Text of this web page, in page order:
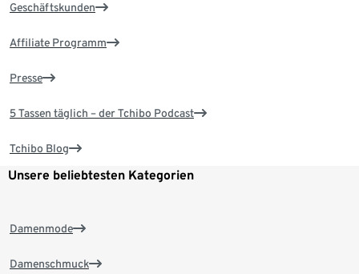
Geschäftskunden
Affiliate Programm
Presse
5 Tassen täglich – der Tchibo Podcast
Tchibo Blog
Unsere beliebtesten Kategorien
Damenmode
Damenschmuck